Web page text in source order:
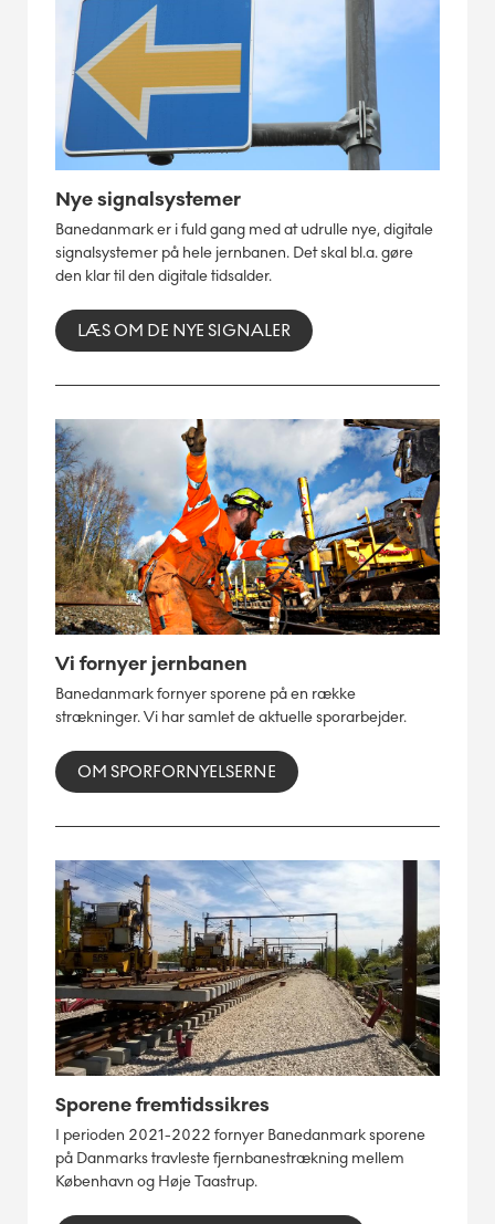
Nye signalsystemer
Banedanmark er i fuld gang med at udrulle nye, digitale
signalsystemer på hele jernbanen. Det skal bl.a. gøre
den klar til den digitale tidsalder.
LÆS OM DE NYE SIGNALER
Vi fornyer jernbanen
Banedanmark fornyer sporene på en række
strækninger. Vi har samlet de aktuelle sporarbejder.
OM SPORFORNYELSERNE
Sporene fremtidssikres
I perioden 2021-2022 fornyer Banedanmark sporene
på Danmarks travleste fjernbanestrækning mellem
København og Høje Taastrup.